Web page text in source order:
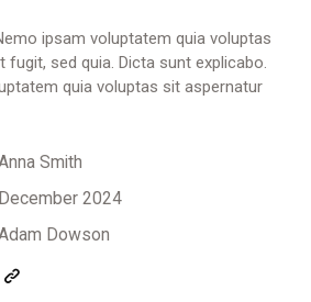
ipsam voluptatem quia voluptas
sed quia. Dicta sunt explicabo.
quia voluptas sit aspernatur
Smith
December 2024
Dowson